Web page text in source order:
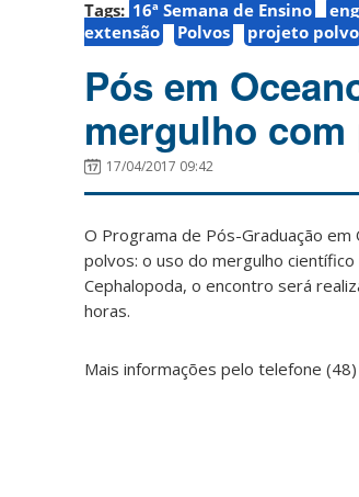
Tags: 16ª Semana de Ensino
extensão
Polvos projeto polvo
Pós em
mergulho
17/04/2017 09:42
O Programa de Pós-Graduação
polvos: o uso do mergulho
Cephalopoda, o encontro será
horas.
Mais informações pelo telefone